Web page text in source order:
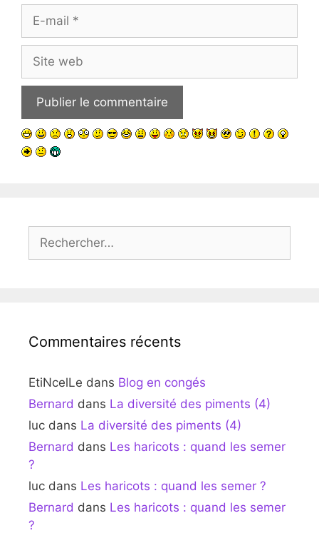
mail
web
Commentaires récents
EtiNcelLe dans Blog en congés
Bernard dans La diversité des piments (4)
luc dans La diversité des piments (4)
Bernard dans Les haricots : quand les semer
?
luc dans Les haricots : quand les semer ?
Bernard dans Les haricots : quand les semer
?